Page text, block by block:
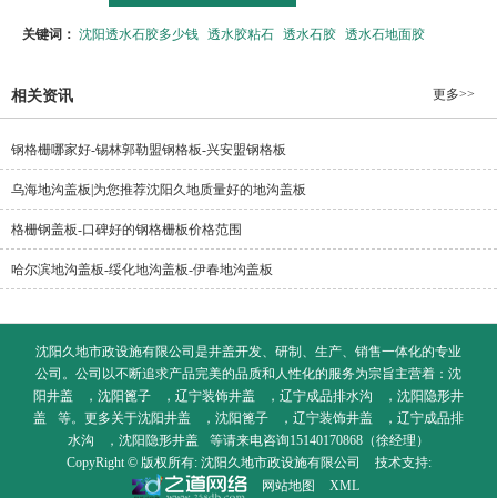
关键词： 沈阳透水石胶多少钱 透水胶粘石 透水石胶 透水石地面胶
相关资讯 更多>>
钢格栅哪家好-锡林郭勒盟钢格板-兴安盟钢格板
乌海地沟盖板|为您推荐沈阳久地质量好的地沟盖板
格栅钢盖板-口碑好的钢格栅板价格范围
哈尔滨地沟盖板-绥化地沟盖板-伊春地沟盖板
沈阳久地市政设施有限公司是井盖开发、研制、生产、销售一体化的专业
公司。公司以不断追求产品完美的品质和人性化的服务为宗旨主营着： 沈
阳井盖
， 沈阳篦子 ， 辽宁装饰井盖 ， 辽宁成品排水沟 ， 沈阳隐形井
盖
等。更多关于沈阳井盖 ， 沈阳篦子 ， 辽宁装饰井盖 ， 辽宁成品排
水沟
， 沈阳隐形井盖
等请来电咨询15140170868（徐经理）
CopyRight © 版权所有: 沈阳久地市政设施有限公司
技术支持:
网站地图
XML